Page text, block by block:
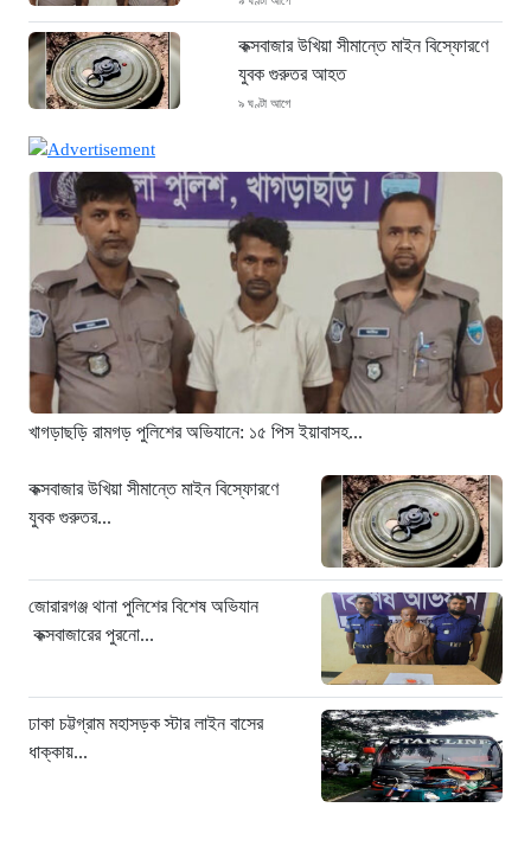
কক্সবাজার উখিয়া সীমান্তে মাইন বিস্ফোরণে
যুবক গুরুতর আহত
৯ ঘণ্টা আগে
কক্সবাজারের পুরনো মাদক কারবারি গ্রেফতার
৯ ঘণ্টা আগে
ঢাকা চট্টগ্রাম মহাসড়ক স্টার লাইন বাসের
ধাক্কায় অটোরিকশা চালক নিহত
১০ ঘণ্টা আগে
হামে আরও ৬ শিশুর মৃত্যু, নতুন করে
আক্রান্ত ৮৫ জন
১৩ ঘণ্টা আগে
দেড় বছরে শতাধিক দুর্ঘটনা
‘সচিবালয় অভিমুখে ১১ দলীয় ঐক্যের
পদযাত্রায় পুলিশের বাধা’
নদীদূষণ রোধে কঠোর প্রধানমন্ত্রী: সমন্বিত
উদ্যোগের তাগিদ
১৩ ঘণ্টা আগে
খাগড়াছড়ি রামগড় পুলিশের অভিযানে: ১৫ পিস ইয়াবাসহ...
কক্সবাজার উখিয়া সীমান্তে মাইন বিস্ফোরণে
যুবক গুরুতর...
জোরারগঞ্জ থানা পুলিশের বিশেষ অভিযান
কক্সবাজারের পুরনো...
ঢাকা চট্টগ্রাম মহাসড়ক স্টার লাইন বাসের
ধাক্কায়...